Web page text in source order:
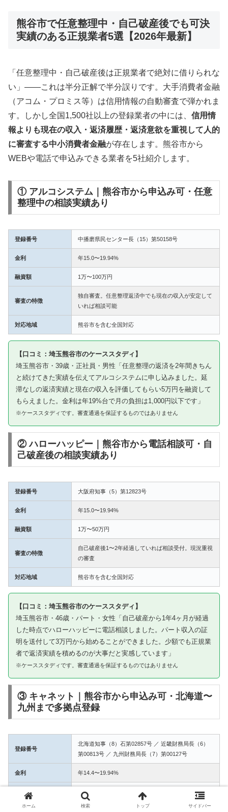
熊谷市で任意整理中・自己破産後でも可決
実績のある正規業者5選【2026年最新】
「任意整理中・自己破産後は正規業者で絶対に借りられな
い」——これは半分正解で半分誤りです。大手消費者金融
（アコム・プロミス等）は信用情報の自動審査で弾かれま
す。しかし全国1,500社以上の登録業者の中には、 信用情
報よりも現在の収入・返済履歴・返済意欲を重視して人的
に審査する中小消費者金融が存在します。熊谷市から
WEBや電話で申込みできる業者を5社紹介します。
① アルコシステム｜熊谷市から申込み可・任意
整理中の相談実績あり
登録番号 中播磨県民センター長（15）第50158号
金利 年15.0〜19.94%
融資額 1万〜100万円
審査の特徴
独自審査。任意整理返済中でも現在の収入が安定して
いれば相談可能
対応地域 熊谷市を含む全国対応
【口コミ：埼玉熊谷市のケーススタディ】
埼玉熊谷市・39歳・正社員・男性「任意整理の返済を2年間きちん
と続けてきた実績を伝えてアルコシステムに申し込みました。延
滞なしの返済実績と現在の収入を評価してもらい5万円を融資して
もらえました。金利は年19%台で月の負担は1,000円以下です」
※ケーススタディです。審査通過を保証するものではありません
② ハローハッピー｜熊谷市から電話相談可・自
己破産後の相談実績あり
登録番号 大阪府知事（5）第12823号
金利 年15.0〜19.94%
融資額 1万〜50万円
審査の特徴
自己破産後1〜2年経過していれば相談受付。現況重視
の審査
対応地域 熊谷市を含む全国対応
【口コミ：埼玉熊谷市のケーススタディ】
埼玉熊谷市・46歳・パート・女性「自己破産から1年4ヶ月が経過
した時点でハローハッピーに電話相談しました。パート収入の証
明を送付して3万円から始めることができました。少額でも正規業
者で返済実績を積めるのが大事だと実感しています」
※ケーススタディです。審査通過を保証するものではありません
③ キャネット｜熊谷市から申込み可・北海道〜
九州まで多拠点登録
登録番号
北海道知事（8）石第02857号 ／ 近畿財務局長（6）
第00813号 ／ 九州財務局長（7）第00127号
金利 年14.4〜19.94%
融資額 1万〜50万円
ホーム 検索 トップ サイドバー